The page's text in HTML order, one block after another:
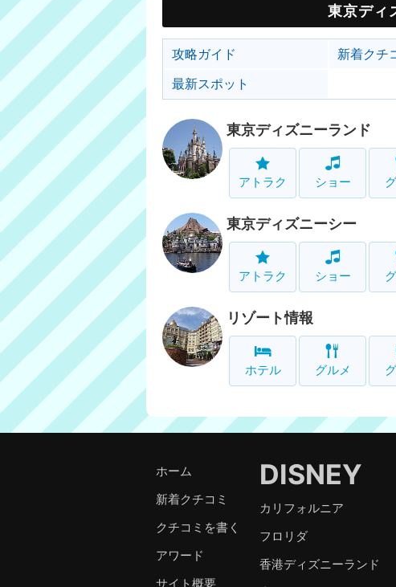
東京ディ
攻略ガイド 新着クチ
最新スポット
東京ディズニーランド
アトラク ショー
東京ディズニーシー
アトラク ショー
リゾート情報
ホテル グルメ
ホーム
新着クチコミ
クチコミを書く
アワード
サイト概要
DISNEY
カリフォルニア
フロリダ
香港ディズニーランド